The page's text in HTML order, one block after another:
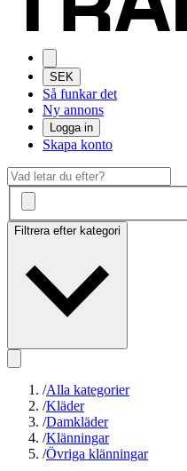
SEK
Så funkar det
Ny annons
Logga in
Skapa konto
Filtrera efter kategori
/Alla kategorier
/Kläder
/Damkläder
/Klänningar
/Övriga klänningar